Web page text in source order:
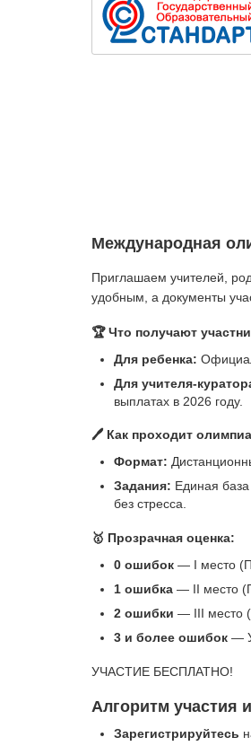
Международная
Приглашаем учителей,
удобным, а документы
🏆 Что получают
Для ребенка:
Для учителя-
выплатах в 2026 году.
🖊️ Как проходит
Формат:
Задания: Единая
без стресса.
🥇 Прозрачная оценка:
0 ошибок— I место
1 ошибка— II место
2 ошибки — III место
3 и более ошибок—
УЧАСТИЕ БЕСПЛАТНО!
Алгоритм
Зарегистрируйтесь